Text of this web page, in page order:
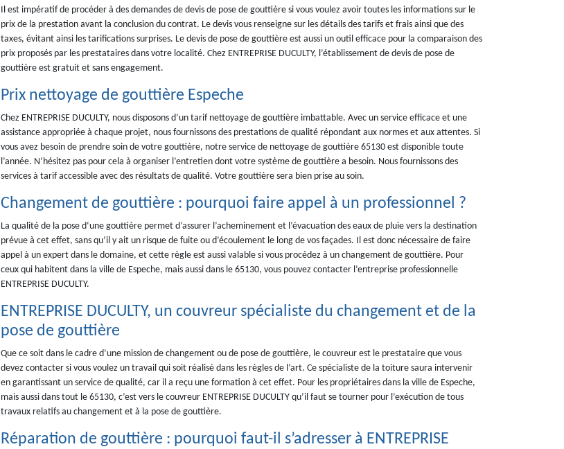
Il est impératif de procéder à des demandes de devis de pose de gouttière si vous voulez avoir toutes les informations sur le
prix de la prestation avant la conclusion du contrat. Le devis vous renseigne sur les détails des tarifs et frais ainsi que des
taxes, évitant ainsi les tarifications surprises. Le devis de pose de gouttière est aussi un outil efficace pour la comparaison des
prix proposés par les prestataires dans votre localité. Chez ENTREPRISE DUCULTY, l’établissement de devis de pose de
gouttière est gratuit et sans engagement.
Prix nettoyage de gouttière Espeche
Chez ENTREPRISE DUCULTY, nous disposons d’un tarif nettoyage de gouttière imbattable. Avec un service efficace et une
assistance appropriée à chaque projet, nous fournissons des prestations de qualité répondant aux normes et aux attentes. Si
vous avez besoin de prendre soin de votre gouttière, notre service de nettoyage de gouttière 65130 est disponible toute
l’année. N’hésitez pas pour cela à organiser l’entretien dont votre système de gouttière a besoin. Nous fournissons des
services à tarif accessible avec des résultats de qualité. Votre gouttière sera bien prise au soin.
Changement de gouttière : pourquoi faire appel à un professionnel ?
La qualité de la pose d‘une gouttière permet d’assurer l’acheminement et l’évacuation des eaux de pluie vers la destination
prévue à cet effet, sans qu’il y ait un risque de fuite ou d’écoulement le long de vos façades. Il est donc nécessaire de faire
appel à un expert dans le domaine, et cette règle est aussi valable si vous procédez à un changement de gouttière. Pour
ceux qui habitent dans la ville de Espeche, mais aussi dans le 65130, vous pouvez contacter l’entreprise professionnelle
ENTREPRISE DUCULTY.
ENTREPRISE DUCULTY, un couvreur spécialiste du changement et de la
pose de gouttière
Que ce soit dans le cadre d’une mission de changement ou de pose de gouttière, le couvreur est le prestataire que vous
devez contacter si vous voulez un travail qui soit réalisé dans les règles de l’art. Ce spécialiste de la toiture saura intervenir
en garantissant un service de qualité, car il a reçu une formation à cet effet. Pour les propriétaires dans la ville de Espeche,
mais aussi dans tout le 65130, c’est vers le couvreur ENTREPRISE DUCULTY qu’il faut se tourner pour l’exécution de tous
travaux relatifs au changement et à la pose de gouttière.
Réparation de gouttière : pourquoi faut-il s’adresser à ENTREPRISE